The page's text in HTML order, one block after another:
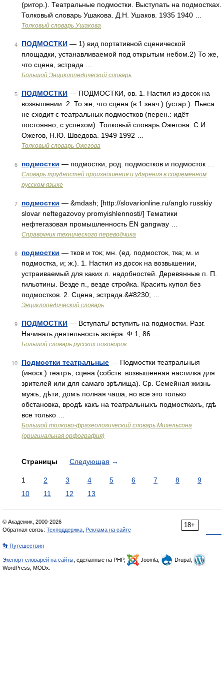
(ритор.). Театральные подмостки. Выступать на подмостках.
Толковый словарь Ушакова. Д.Н. Ушаков. 1935 1940 …
Толковый словарь Ушакова
4 ПОДМОСТКИ — 1) вид портативной сценической
площадки, устанавливаемой под открытым небом.2) То же,
что сцена, эстрада …
Большой Энциклопедический словарь
5 ПОДМОСТКИ — ПОДМОСТКИ, ов. 1. Настил из досок на
возвышении. 2. То же, что сцена (в 1 знач.) (устар.). Пьеса
не сходит с театральных подмостков (перен.: идёт
постоянно, с успехом). Толковый словарь Ожегова. С.И.
Ожегов, Н.Ю. Шведова. 1949 1992 …
Толковый словарь Ожегова
6 подмостки — подмостки, род. подмостков и подмосток …
Словарь трудностей произношения и ударения в современном
русском языке
7 подмостки — &mdash; [http://slovarionline.ru/anglo russkiy
slovar neftegazovoy promyishlennosti/] Тематики
нефтегазовая промышленность EN gangway …
Справочник технического переводчика
8 подмостки — тков и ток; мн. (ед. подмосток, тка; м. и
подмостка, и; ж.). 1. Настил из досок на возвышении,
устраиваемый для каких л. надобностей. Деревянные п. П.
гильотины. Везде п., везде стройка. Красить купол без
подмостков. 2. Сцена, эстрада.&#8230; …
Энциклопедический словарь
9 ПОДМОСТКИ — Вступать/ вступить на подмостки. Разг.
Начинать деятельность актёра. Ф 1, 86 …
Большой словарь русских поговорок
10 Подмостки театральные — Подмостки театральныя
(иноск.) театръ, сцена (собств. возвышенная настилка для
зрителей или для самаго зрѣлища). Ср. Семейная жизнь
мужъ, дѣти, домъ полная чаша, но все это только
обстановка, вродѣ какъ на театральныхъ подмосткахъ, гдѣ
все только …
Большой толково-фразеологический словарь Михельсона
(оригинальная орфография)
Страницы Следующая →
1 2 3 4 5 6 7 8
9
10
11 12 13
18+
© Академик, 2000-2026
Обратная связь: Техподдержка Реклама на сайте
👣 Путешествия
Экспорт словарей на сайты , сделанные на PHP, Joomla,
Drupal,
WordPress, MODx.